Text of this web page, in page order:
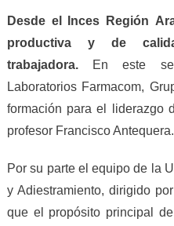
Desde el Inces Región
productiva y de
trabajadora.En este
Laboratorios Farmacom,
formación para el liderazgo
profesor Francisco Antequera.
Por su parte el equipo de la
y Adiestramiento, dirigido
que el propósito principal